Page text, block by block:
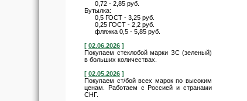
0,72 - 2,85 руб.
Бутылка:
0,5 ГОСТ - 3,25 руб.
0,25 ГОСТ - 2,2 руб.
фляжка 0,5 - 5,85 руб.
[ 02.06.2026 ]
Покупаем стеклобой марки ЗС (зеленый)
в больших количествах.
[ 02.05.2026 ]
Покупаем ст/бой всех марок по высоким
ценам. Работаем с Россией и странами
СНГ.